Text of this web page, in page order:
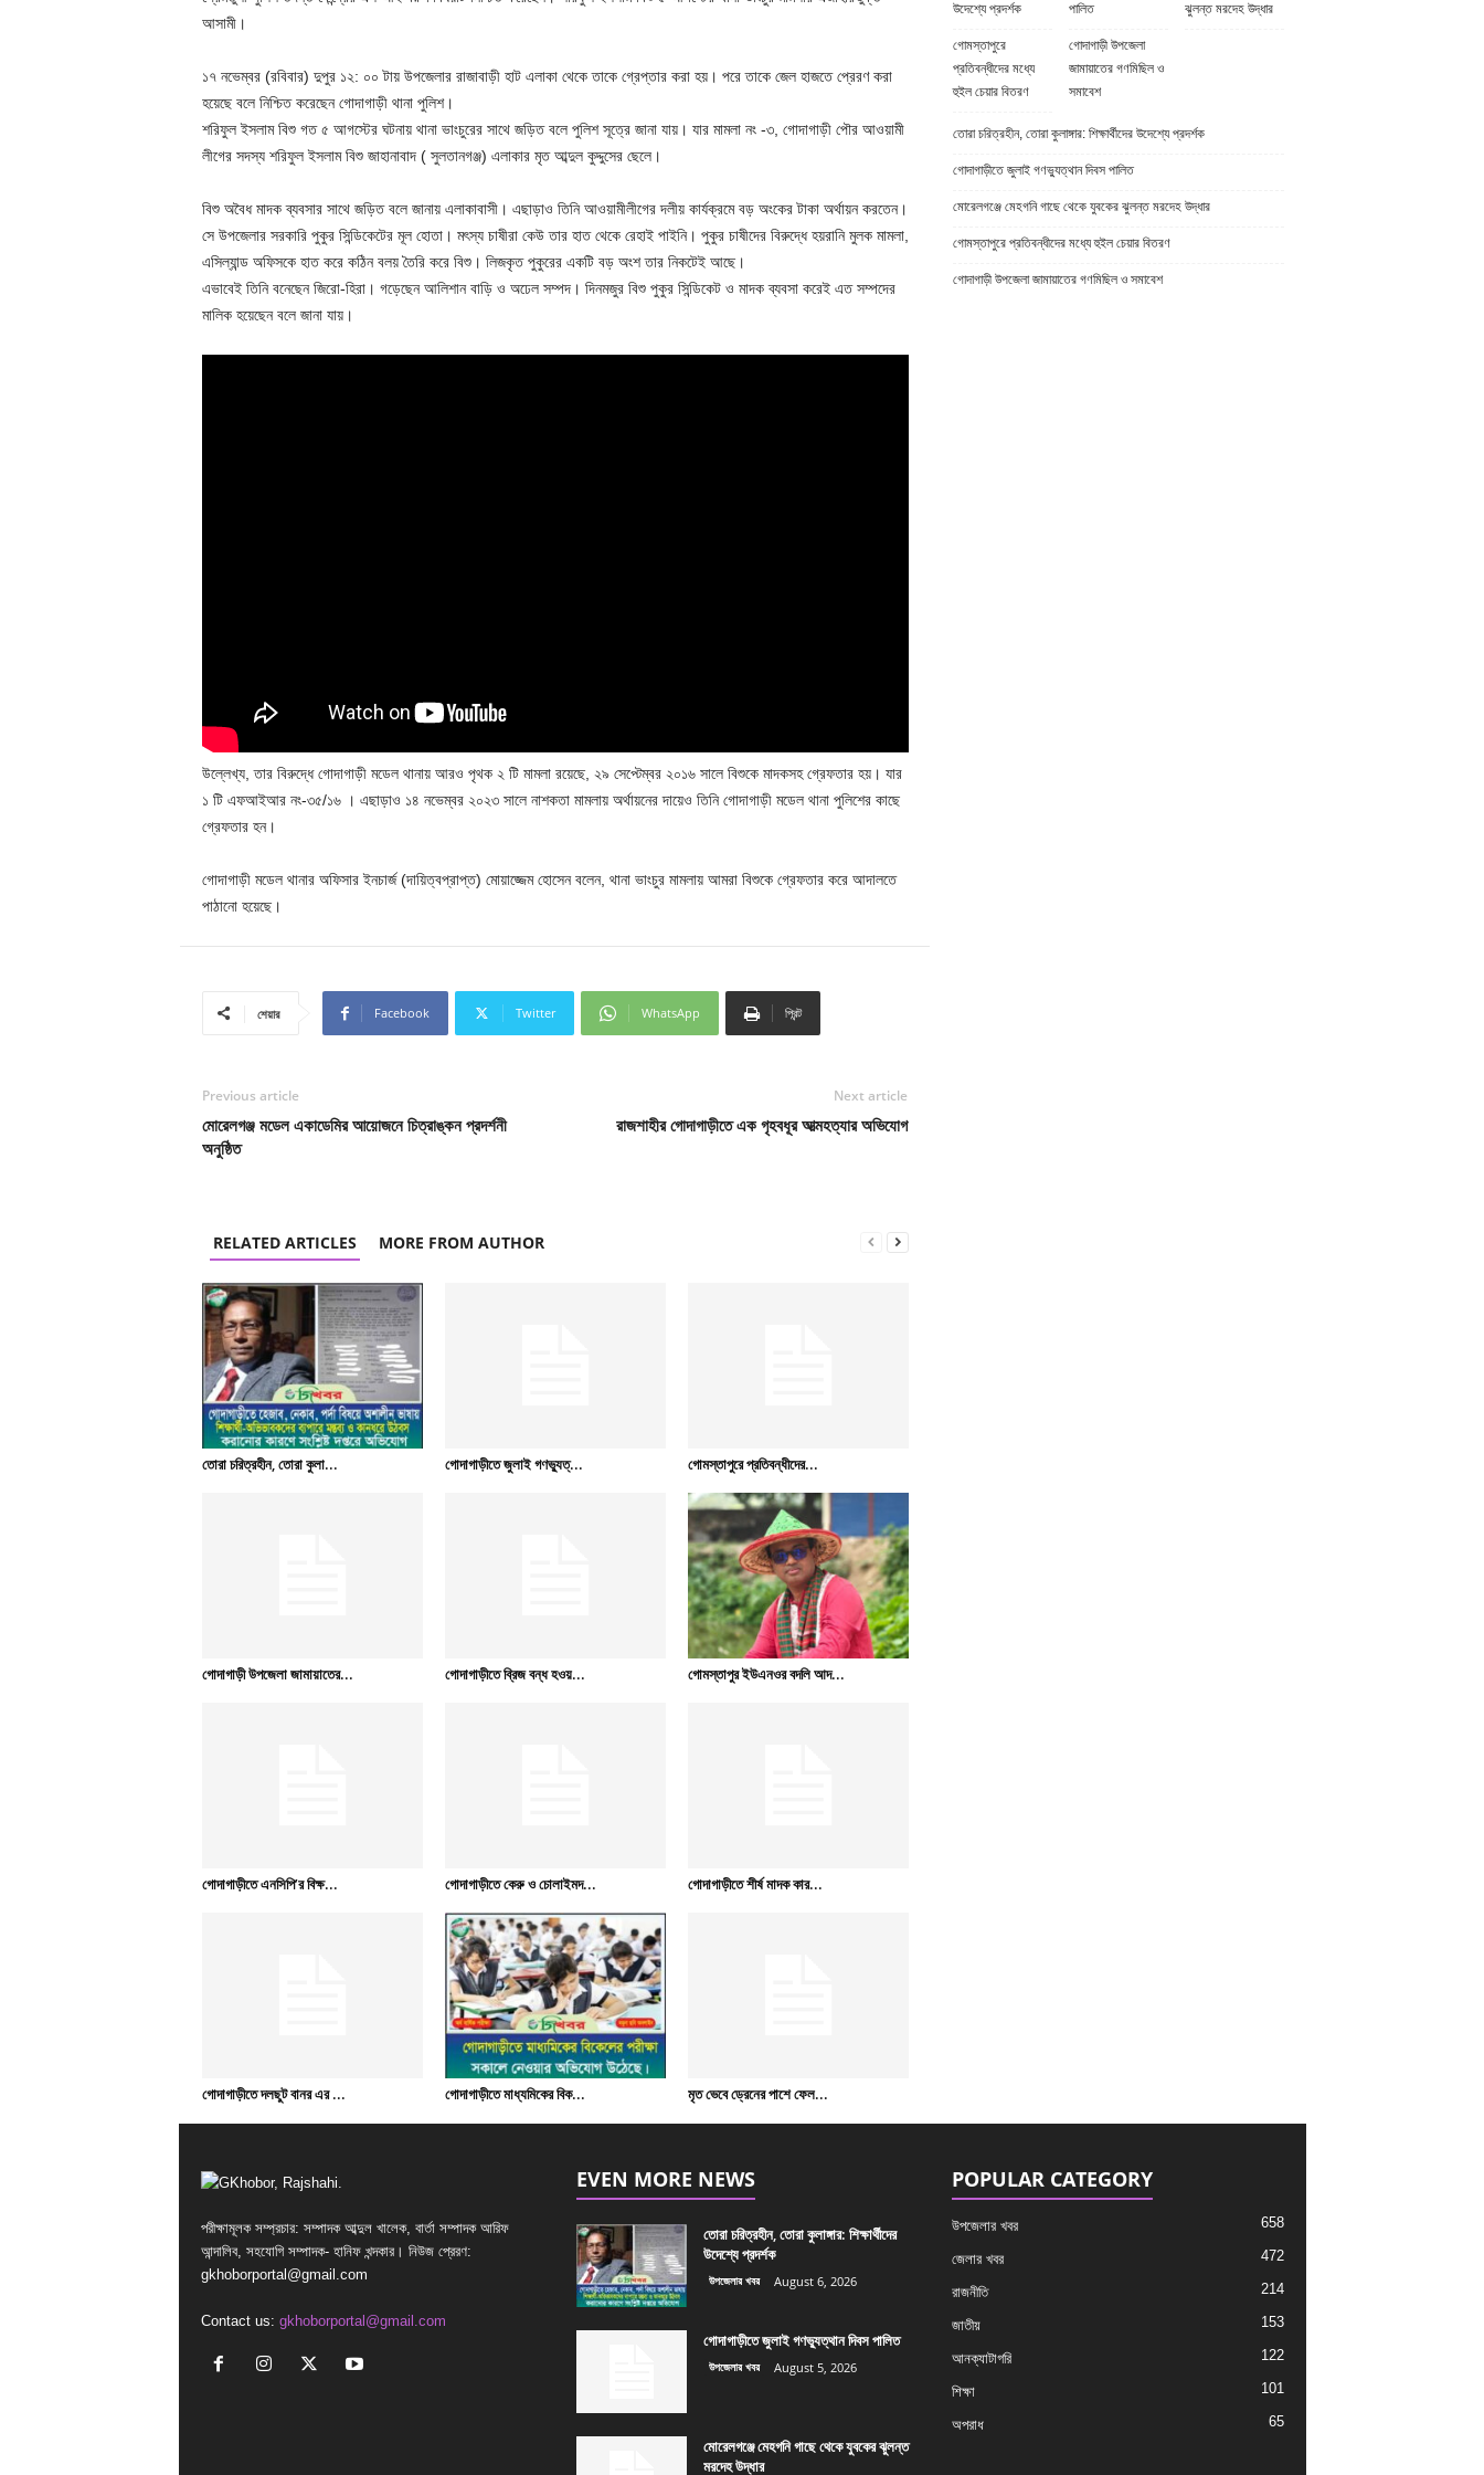
আসামী।
১৭ নভেম্বর (রবিবার) দুপুর ১২: ০০ টায় উপজেলার রাজাবাড়ী হাট এলাকা থেকে তাকে গ্রেপ্তার করা হয়। পরে তাকে জেল হাজতে প্রেরণ করা
হয়েছে বলে নিশ্চিত করেছেন গোদাগাড়ী থানা পুলিশ।
শরিফুল ইসলাম বিশু গত ৫ আগস্টের ঘটনায় থানা ভাংচুরের সাথে জড়িত বলে পুলিশ সূত্রে জানা যায়। যার মামলা নং -৩, গোদাগাড়ী পৌর আওয়ামী
লীগের সদস্য শরিফুল ইসলাম বিশু জাহানাবাদ ( সুলতানগঞ্জ) এলাকার মৃত আব্দুল কুদ্দুসের ছেলে।
বিশু অবৈধ মাদক ব্যবসার সাথে জড়িত বলে জানায় এলাকাবাসী। এছাড়াও তিনি আওয়ামীলীগের দলীয় কার্যক্রমে বড় অংকের টাকা অর্থায়ন করতেন।
সে উপজেলার সরকারি পুকুর সিন্ডিকেটের মূল হোতা। মৎস্য চাষীরা কেউ তার হাত থেকে রেহাই পাইনি। পুকুর চাষীদের বিরুদ্ধে হয়রানি মুলক মামলা,
এসিল্যান্ড অফিসকে হাত করে কঠিন বলয় তৈরি করে বিশু। লিজকৃত পুকুরের একটি বড় অংশ তার নিকটেই আছে।
এভাবেই তিনি বনেছেন জিরো-হিরা। গড়েছেন আলিশান বাড়ি ও অঢেল সম্পদ। দিনমজুর বিশু পুকুর সিন্ডিকেট ও মাদক ব্যবসা করেই এত সম্পদের
মালিক হয়েছেন বলে জানা যায়।
উল্লেখ্য, তার বিরুদ্ধে গোদাগাড়ী মডেল থানায় আরও পৃথক ২ টি মামলা রয়েছে, ২৯ সেপ্টেম্বর ২০১৬ সালে বিশুকে মাদকসহ গ্রেফতার হয়। যার
১ টি এফআইআর নং-৩৫/১৬ । এছাড়াও ১৪ নভেম্বর ২০২৩ সালে নাশকতা মামলায় অর্থায়নের দায়েও তিনি গোদাগাড়ী মডেল থানা পুলিশের কাছে
গ্রেফতার হন।
গোদাগাড়ী মডেল থানার অফিসার ইনচার্জ (দায়িত্বপ্রাপ্ত) মোয়াজ্জেম হোসেন বলেন, থানা ভাংচুর মামলায় আমরা বিশুকে গ্রেফতার করে আদালতে
পাঠানো হয়েছে।
শেয়ার Facebook Twitter WhatsApp প্রিন্ট
Previous article
মোরেলগঞ্জ মডেল একাডেমির আয়োজনে চিত্রাঙ্কন প্রদর্শনী
অনুষ্ঠিত
Next article
রাজশাহীর গোদাগাড়ীতে এক গৃহবধূর আত্মহত্যার অভিযোগ
RELATED ARTICLES MORE FROM AUTHOR
তোরা চরিত্রহীন, তোরা কুলা... গোদাগাড়ীতে জুলাই গণভ্যুত্... গোমস্তাপুরে প্রতিবন্ধীদের...
গোদাগাড়ী উপজেলা জামায়াতের... গোদাগাড়ীতে ব্রিজ বন্ধ হওয়... গোমস্তাপুর ইউএনওর বদলি আদ...
গোদাগাড়ীতে এনসিপি’র বিক্ষ... গোদাগাড়ীতে কেরু ও চোলাইমদ... গোদাগাড়ীতে শীর্ষ মাদক কার...
গোদাগাড়ীতে দলছুট বানর এর ... গোদাগাড়ীতে মাধ্যমিকের বিক... মৃত ভেবে ড্রেনের পাশে ফেল...
উদেশ্যে প্রদর্শক
পালিত
ঝুলন্ত মরদেহ উদ্ধার
গোমস্তাপুরে
প্রতিবন্ধীদের মধ্যে
হুইল চেয়ার বিতরণ
গোদাগাড়ী উপজেলা
জামায়াতের গণমিছিল ও
সমাবেশ
তোরা চরিত্রহীন, তোরা কুলাঙ্গার: শিক্ষার্থীদের উদেশ্যে প্রদর্শক
গোদাগাড়ীতে জুলাই গণভ্যুত্থান দিবস পালিত
মোরেলগঞ্জে মেহগনি গাছে থেকে যুবকের ঝুলন্ত মরদেহ উদ্ধার
গোমস্তাপুরে প্রতিবন্ধীদের মধ্যে হুইল চেয়ার বিতরণ
গোদাগাড়ী উপজেলা জামায়াতের গণমিছিল ও সমাবেশ
পরীক্ষামূলক সম্প্রচার: সম্পাদক আব্দুল খালেক, বার্তা সম্পাদক আরিফ
আন্দালিব, সহযোগি সম্পাদক- হানিফ খন্দকার। নিউজ প্রেরণ:
gkhoborportal@gmail.com
Contact us: gkhoborportal@gmail.com
EVEN MORE NEWS
তোরা চরিত্রহীন, তোরা কুলাঙ্গার: শিক্ষার্থীদের
উদেশ্যে প্রদর্শক
উপজেলার খবর August 6, 2026
গোদাগাড়ীতে জুলাই গণভ্যুত্থান দিবস পালিত
উপজেলার খবর August 5, 2026
মোরেলগঞ্জে মেহগনি গাছে থেকে যুবকের ঝুলন্ত
মরদেহ উদ্ধার
POPULAR CATEGORY
উপজেলার খবর 658
জেলার খবর 472
রাজনীতি 214
জাতীয় 153
আনক্যাটাগরি 122
শিক্ষা 101
অপরাধ 65